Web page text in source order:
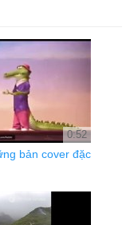
0:52
bản cover đặc